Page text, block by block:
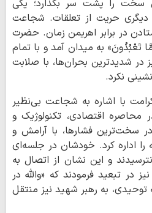
سخت را پشت سر بگذارد؛ یکی
حریت از تعلقات. شجاعت
در برابر اهریمن زمان. حضرت
تَعْبُدُونَ» به میدان آمد و با تمام
در شدیدترین بحران‌ها، با صلابت
نکرد.
با اشاره به شجاعت بی‌نظیر
محاصره اقتصادی، تکنولوژیک و
سخت‌ترین فشارها، با آرامش و
را اداره کرد. خودشان در جلسه‌ای
و این نشان از اتصال به
در تبعید فرمودند که «والله در
به رهبر شهید نیز منتقل